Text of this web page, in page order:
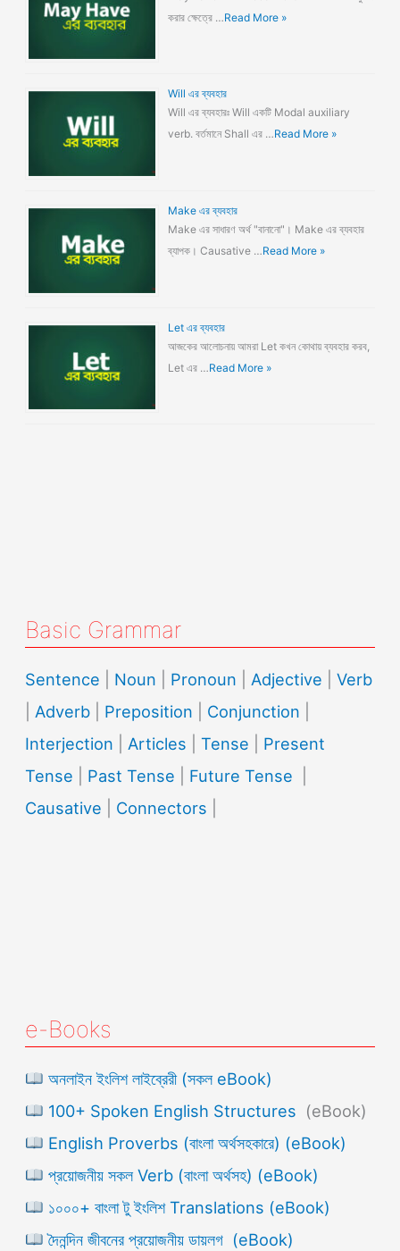
করার ক্ষেত্রে …Read More »
Will এর ব্যবহার
Will এর ব্যবহারঃ Will একটি Modal auxiliary
verb. বর্তমানে Shall এর …Read More »
Make এর ব্যবহার
Make এর সাধারণ অর্থ "বানানো"। Make এর ব্যবহার
ব্যাপক। Causative …Read More »
Let এর ব্যবহার
আজকের আলোচনায় আমরা Let কখন কোথায় ব্যবহার করব,
Let এর …Read More »
Basic Grammar
Sentence Noun Pronoun |Adjective |Verb
|Adverb Preposition Conjunction
Interjection |Articles |Tense
Present
Tense
Past Tense Future Tense
Causative
Connectors
e-Books
অনলাইন ইংলিশ লাইব্রেরী (সকল eBook)
100+ Spoken English Structures (eBook)
English Proverbs (বাংলা অর্থসহকারে) (eBook)
প্রয়োজনীয় সকল Verb (বাংলা অর্থসহ) (eBook)
১০০০+ বাংলা টু ইংলিশ Translations (eBook)
দৈনন্দিন জীবনের প্রয়োজনীয় ডায়লগ (eBook)